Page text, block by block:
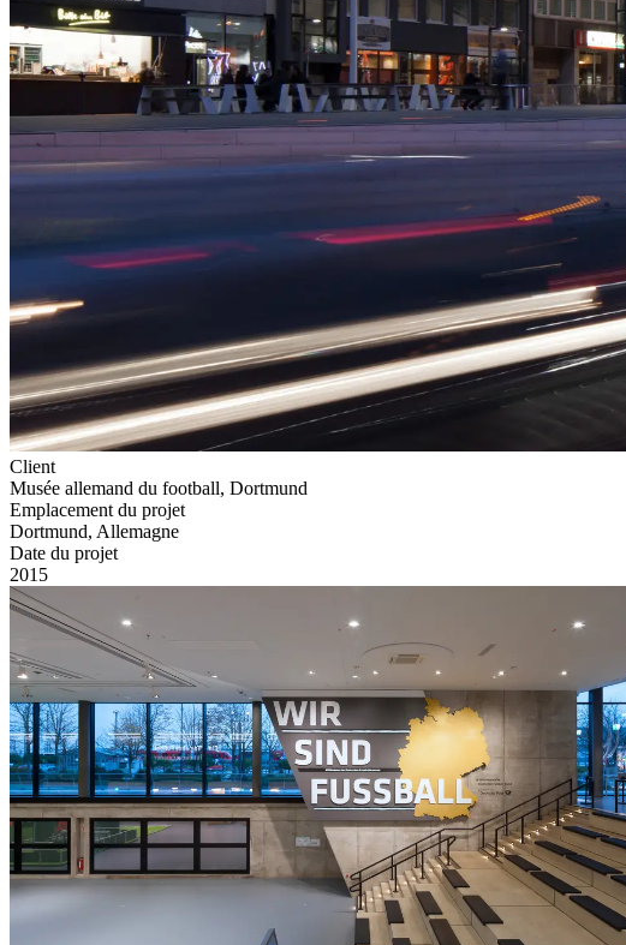
Client
Musée allemand du football, Dortmund
Emplacement du projet
Dortmund, Allemagne
Date du projet
2015